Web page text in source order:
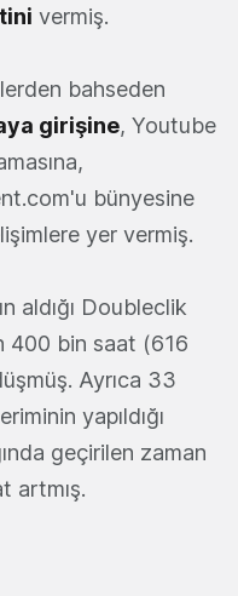
vermiş.
bahseden
girişine, Youtube
bünyesine
yer vermiş.
aldığı Doubleclik
400 bin saat (616
Ayrıca 33
yapıldığı
geçirilen zaman
artmış.